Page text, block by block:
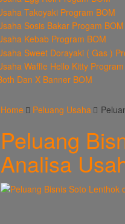
Home
Peluang Usaha
Peluang
Analisa